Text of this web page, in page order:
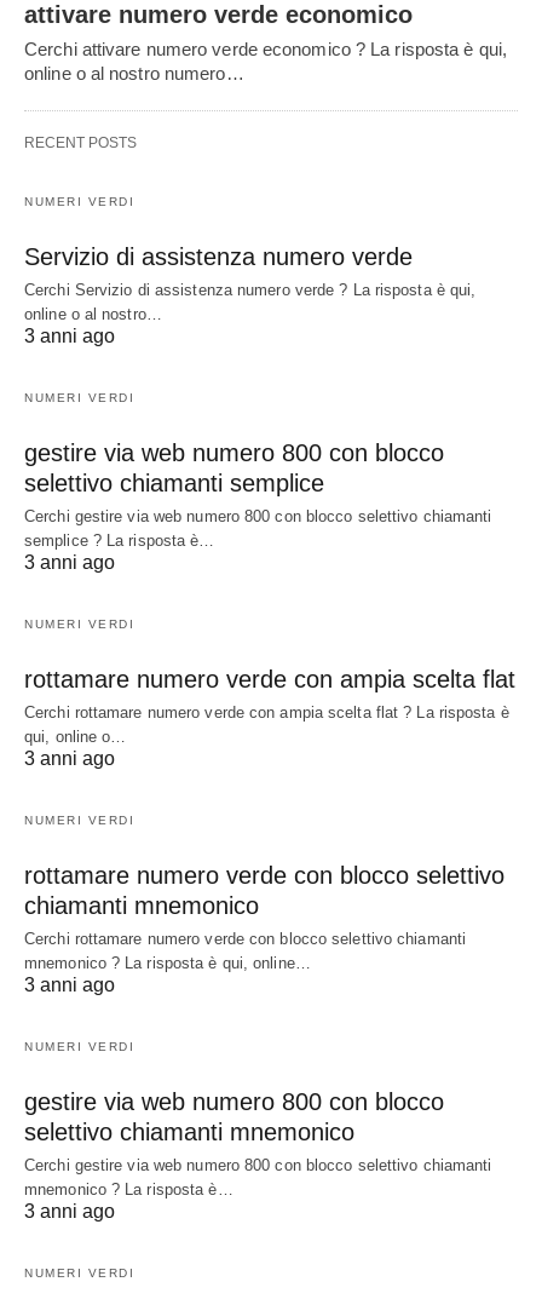
attivare numero verde economico
Cerchi attivare numero verde economico ? La risposta è qui,
online o al nostro numero…
RECENT POSTS
NUMERI VERDI
Servizio di assistenza numero verde
Cerchi Servizio di assistenza numero verde ? La risposta è qui,
online o al nostro…
3 anni ago
NUMERI VERDI
gestire via web numero 800 con blocco
selettivo chiamanti semplice
Cerchi gestire via web numero 800 con blocco selettivo chiamanti
semplice ? La risposta è…
3 anni ago
NUMERI VERDI
rottamare numero verde con ampia scelta flat
Cerchi rottamare numero verde con ampia scelta flat ? La risposta è
qui, online o…
3 anni ago
NUMERI VERDI
rottamare numero verde con blocco selettivo
chiamanti mnemonico
Cerchi rottamare numero verde con blocco selettivo chiamanti
mnemonico ? La risposta è qui, online…
3 anni ago
NUMERI VERDI
gestire via web numero 800 con blocco
selettivo chiamanti mnemonico
Cerchi gestire via web numero 800 con blocco selettivo chiamanti
mnemonico ? La risposta è…
3 anni ago
NUMERI VERDI